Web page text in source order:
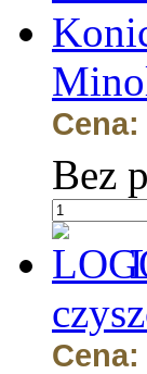
Cena:
Bez
Cena: